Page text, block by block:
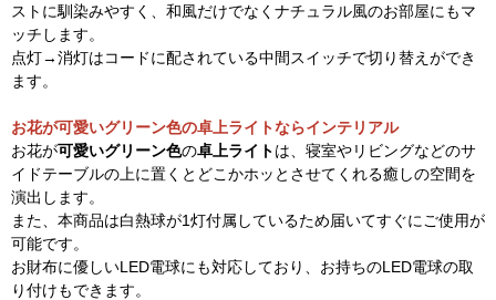
ストに馴染みやすく、和風だけでなくナチュラル風のお部屋にもマ
ッチします。
点灯→消灯はコードに配されている中間スイッチで切り替えができ
ます。
お花が可愛いグリーン色の卓上ライトならインテリアル
お花が可愛いグリーン色の卓上ライトは、寝室やリビングなどのサ
イドテーブルの上に置くとどこかホッとさせてくれる癒しの空間を
演出します。
また、本商品は白熱球が1灯付属しているため届いてすぐにご使用が
可能です。
お財布に優しいLED電球にも対応しており、お持ちのLED電球の取
り付けもできます。